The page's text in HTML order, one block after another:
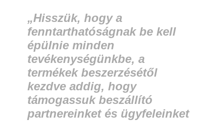
„Hisszük, hogy a
fenntarthatóságnak be kell
épülnie minden
tevékenységünkbe, a
termékek beszerzésétől
kezdve addig, hogy
támogassuk beszállító
partnereinket és ügyfeleinket